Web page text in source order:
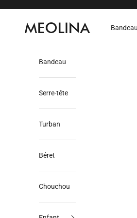
Meolina
Bandeau
Bandeau
Serre-tête
Turban
Béret
Chouchou